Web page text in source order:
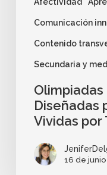
Comunicación
Contenido
Secundaria y
Diseñadas
Vividas por
16 de